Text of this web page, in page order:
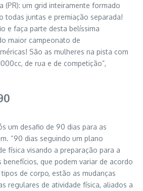
(PR): um grid inteiramente formado
todas juntas e premiação separada!
e faça parte desta belíssima
maior campeonato de
São as mulheres na pista com
de rua e de competição”,
um desafio de 90 dias para as
“90 dias seguindo um plano
física visando a preparação para a
que podem variar de acordo
de corpo, estão as mudanças
regulares de atividade física, aliados a